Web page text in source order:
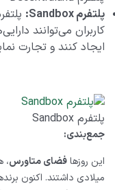
پلتفرمSandbox
:
کاربران می‌توانند
ایجاد کنند و تجارت
پلتفرم Sandbox
جمع‌بندی:
این روزهافضای متاورس
میلادی داشتند. اکنون